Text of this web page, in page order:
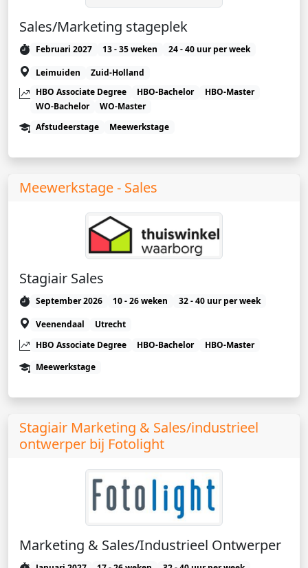
Sales/Marketing stageplek
Februari 2027 13 - 35 weken
24 - 40 uur per week
Leimuiden
Zuid-Holland
HBO Associate Degree
HBO-Bachelor
HBO-Master
WO-Bachelor
WO-Master
Afstudeerstage
Meewerkstage
Meewerkstage - Sales
Stagiair Sales
September 2026 10 - 26 weken
32 - 40 uur per week
Veenendaal
Utrecht
HBO Associate Degree
HBO-Bachelor
HBO-Master
Meewerkstage
Stagiair Marketing & Sales/industrieel
ontwerper bij Fotolight
Marketing & Sales/Industrieel Ontwerper